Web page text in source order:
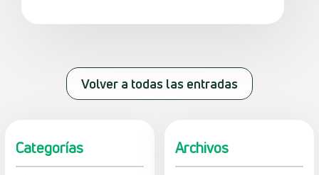
Volver a todas las entradas
Categorías
Archivos